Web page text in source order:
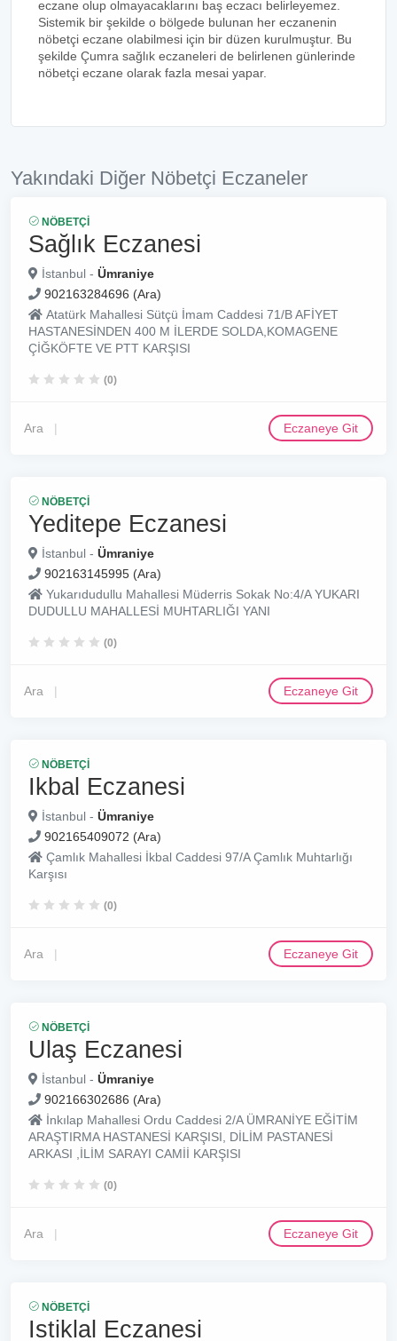
eczane olup olmayacaklarını baş eczacı belirleyemez.
Sistemik bir şekilde o bölgede bulunan her eczanenin
nöbetçi eczane olabilmesi için bir düzen kurulmuştur. Bu
şekilde Çumra sağlık eczaneleri de belirlenen günlerinde
nöbetçi eczane olarak fazla mesai yapar.
Yakındaki Diğer Nöbetçi Eczaneler
NÖBETÇI
Sağlık Eczanesi
İstanbul - Ümraniye
902163284696 (Ara)
Atatürk Mahallesi Sütçü İmam Caddesi 71/B AFİYET
HASTANESİNDEN 400 M İLERDE SOLDA,KOMAGENE
ÇİĞKÖFTE VE PTT KARŞISI
(0)
Ara Eczaneye Git
NÖBETÇI
Yeditepe Eczanesi
İstanbul - Ümraniye
902163145995 (Ara)
Yukarıdudullu Mahallesi Müderris Sokak No:4/A YUKARI
DUDULLU MAHALLESİ MUHTARLIĞI YANI
(0)
Ara Eczaneye Git
NÖBETÇI
Ikbal Eczanesi
İstanbul - Ümraniye
902165409072 (Ara)
Çamlık Mahallesi İkbal Caddesi 97/A Çamlık Muhtarlığı
Karşısı
(0)
Ara Eczaneye Git
NÖBETÇI
Ulaş Eczanesi
İstanbul - Ümraniye
902166302686 (Ara)
İnkılap Mahallesi Ordu Caddesi 2/A ÜMRANİYE EĞİTİM
ARAŞTIRMA HASTANESİ KARŞISI, DİLİM PASTANESİ
ARKASI ,İLİM SARAYI CAMİİ KARŞISI
(0)
Ara Eczaneye Git
NÖBETÇI
Istiklal Eczanesi